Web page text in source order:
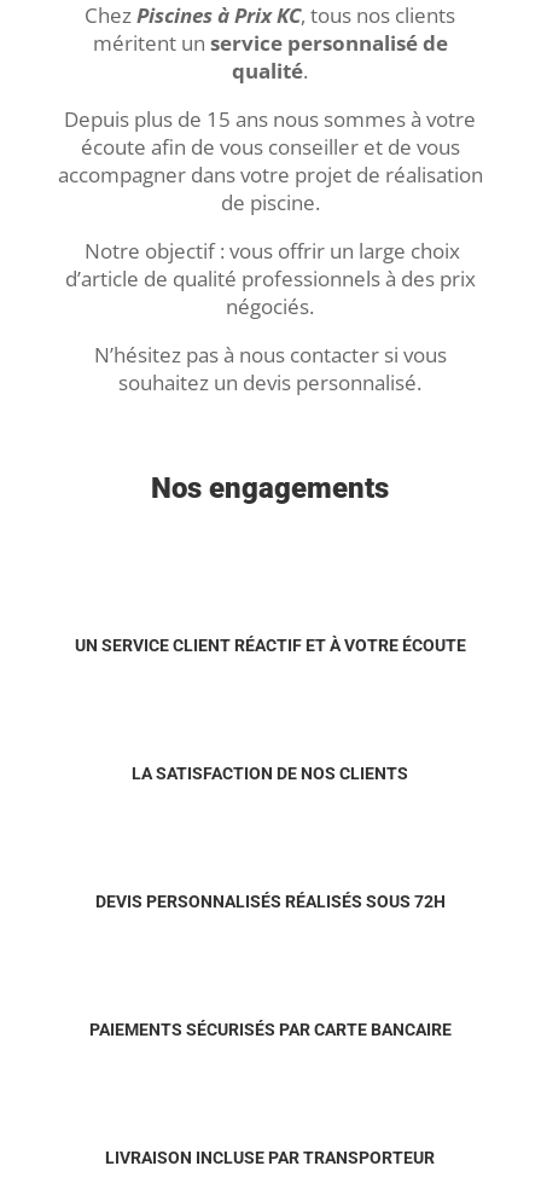
ChezPiscines à Prix KC, tous nos clients
méritent un service personnalisé de
qualité.
Depuis plus de 15 ans nous sommes à votre
écoute afin de vous conseiller et de vous
accompagner dans votre projet de réalisation
de piscine.
Notre objectif : vous offrir un large choix
d’article de qualité professionnels à des prix
négociés.
N’hésitez pas à nous contacter si vous
souhaitez un devis personnalisé.
Nos engagements
UN SERVICE CLIENT RÉACTIF ET À VOTRE ÉCOUTE
LA SATISFACTION DE NOS CLIENTS
DEVIS PERSONNALISÉS RÉALISÉS SOUS 72H
PAIEMENTS SÉCURISÉS PAR CARTE BANCAIRE
LIVRAISON INCLUSE PAR TRANSPORTEUR